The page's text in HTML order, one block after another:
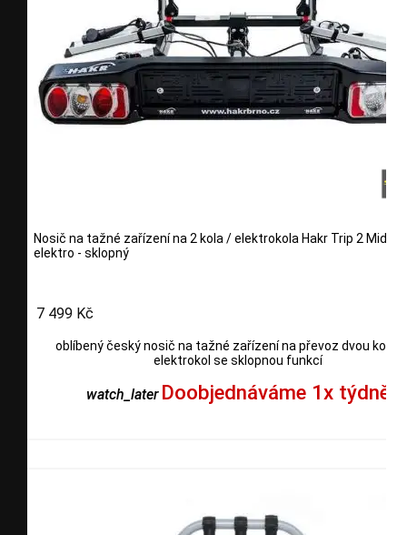
Nosič na tažné zařízení na 2 kola / elektrokola Hakr Trip 2 Middle
elektro - sklopný
7 499 Kč
oblíbený český nosič na tažné zařízení na převoz dvou kol
elektrokol se sklopnou funkcí
watch_later Doobjednáváme 1x týdně